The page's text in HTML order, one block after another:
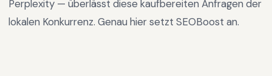
Perplexity — überlässt diese kaufbereiten Anfragen der
lokalen Konkurrenz. Genau hier setzt SEOBoost an.